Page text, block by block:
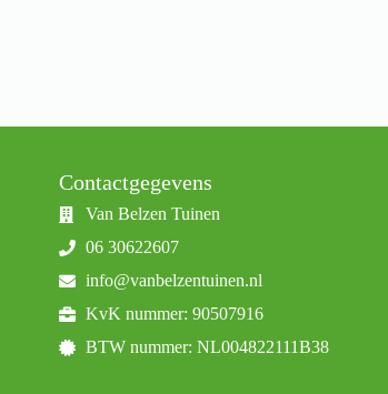
Contactgegevens
Van Belzen Tuinen
06 30622607
info@vanbelzentuinen.nl
KvK nummer: 90507916
BTW nummer: NL004822111B38